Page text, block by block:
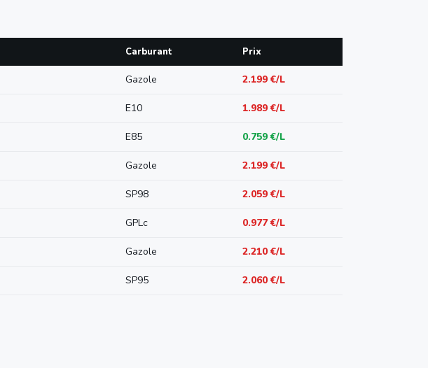
Carburant Prix
Gazole 2.199 €/L
E10 1.989 €/L
E85 0.759 €/L
Gazole 2.199 €/L
SP98 2.059 €/L
GPLc 0.977 €/L
Gazole 2.210 €/L
SP95 2.060 €/L